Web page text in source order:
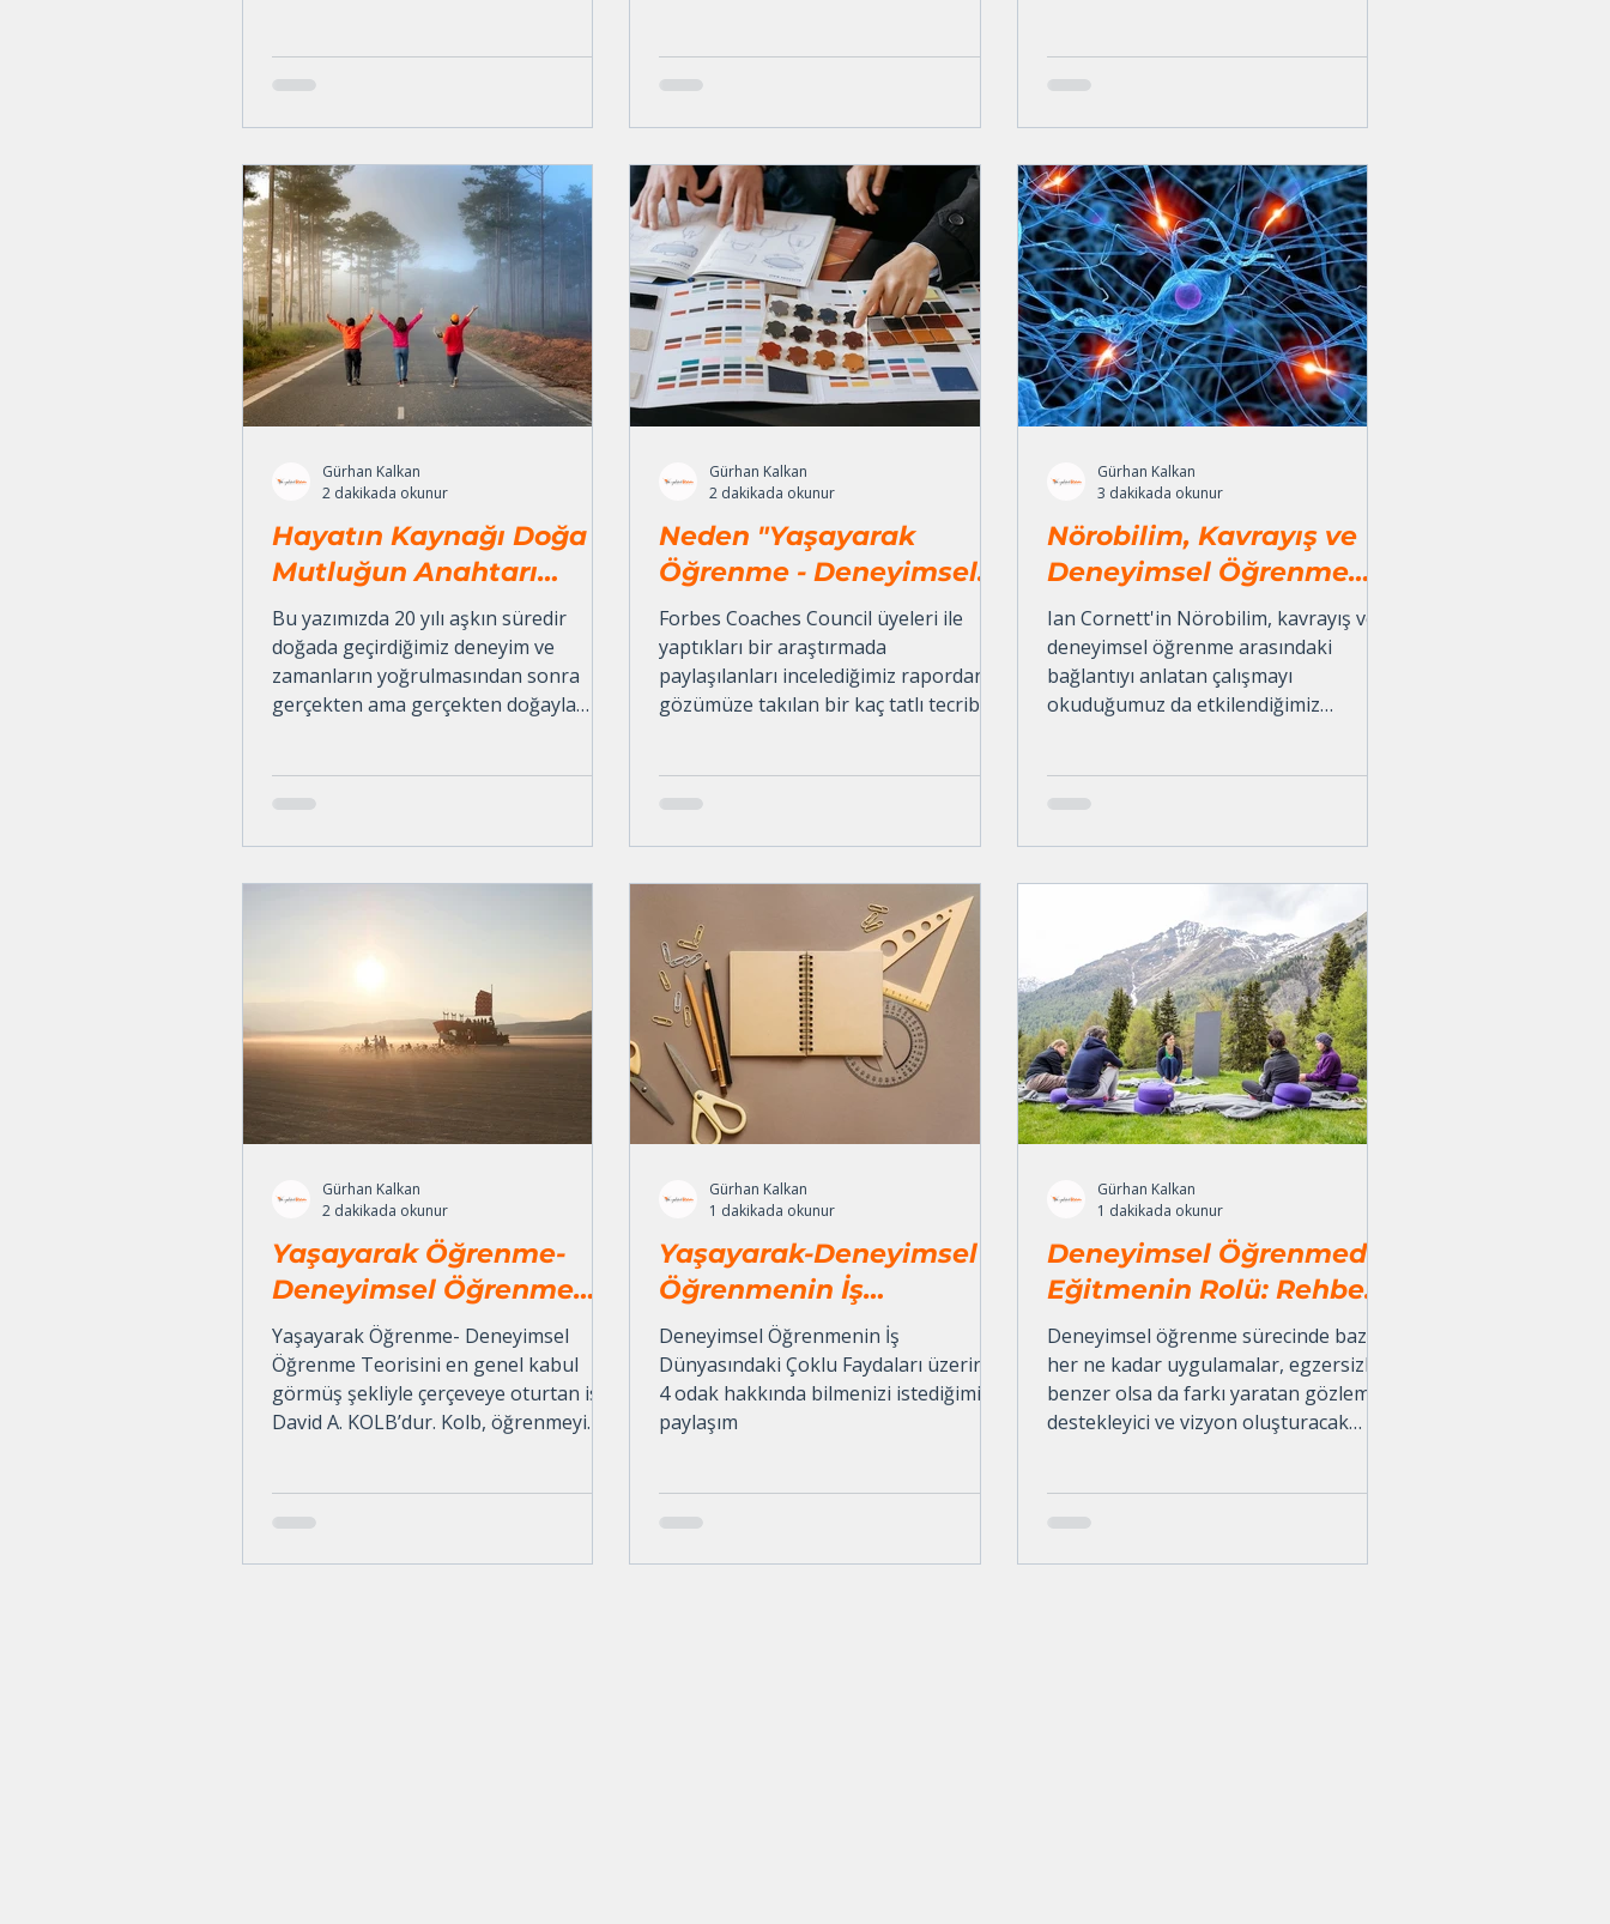
Cape Canaveral’da gece sıcaklığının
-8°C’ye kadar düşmesi bekleniyordu.
Bu, önceki hiçbir fırlatmada
görülmemiş kadar düşük bir sıcaklıktı.
Şirketin en deneyimli
mühendislerinden Roger
Hayatın Kaynağı Doğa –
Mutluğun Anahtarı
Olabilir!
Bu yazımızda 20 yılı aşkın süredir
doğada geçirdiğimiz deneyim ve
zamanların yoğrulmasından sonra
gerçekten ama gerçekten doğayla
Gürhan Kalkan
2 dakikada okunur
Neden "Yaşayarak
Öğrenme - Deneyimsel
Öğrenmeyi" tercih
ettiklerini şöyle
anlatıyor...
Forbes Coaches Council üyeleri ile
yaptıkları bir araştırmada
paylaşılanları incelediğimiz rapordan
gözümüze takılan bir kaç tatlı tecribeyi
Gürhan Kalkan
2 dakikada okunur
Nörobilim, Kavrayış ve
Deneyimsel Öğrenme
Arasındaki Bağlantı - Ian
Cornett
Ian Cornett'in Nörobilim, kavrayış ve
deneyimsel öğrenme arasındaki
bağlantıyı anlatan çalışmayı
okuduğumuz da etkilendiğimiz
Gürhan Kalkan
3 dakikada okunur
Yaşayarak Öğrenme-
Deneyimsel Öğrenme
Nedir?
Yaşayarak Öğrenme- Deneyimsel
Öğrenme Teorisini en genel kabul
görmüş şekliyle çerçeveye oturtan ise
David A. KOLB’dur. Kolb, öğrenmeyi
Gürhan Kalkan
2 dakikada okunur
Yaşayarak-Deneyimsel
Öğrenmenin İş
Dünyasındaki Çoklu
Faydaları
Deneyimsel Öğrenmenin İş
Dünyasındaki Çoklu Faydaları üzerine
4 odak hakkında bilmenizi istediğimiz
paylaşım
Gürhan Kalkan
1 dakikada okunur
Deneyimsel Öğrenmede
Eğitmenin Rolü: Rehber,
Destekçi ve
Kolaylaştırıcı
Deneyimsel öğrenme sürecinde bazen
her ne kadar uygulamalar, egzersizler
benzer olsa da farkı yaratan gözlemci,
destekleyici ve vizyon oluşturacak
Gürhan Kalkan
1 dakikada okunur